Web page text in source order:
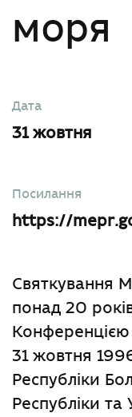
моря
Дата
31 жовтня
Посилання
https://
Святкування
понад 20
Конференцією
31 жовтня
Республіки
Республіки та